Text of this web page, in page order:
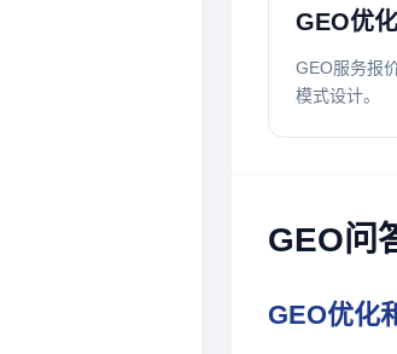
GEO优
GEO服务报
模式设计。
GEO问
GEO优化